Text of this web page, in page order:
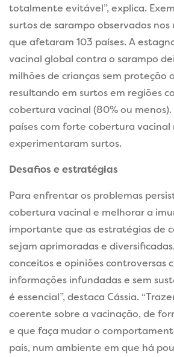
totalmente evitável”, explica.
surtos de sarampo observados nos
que afetaram 103 países. A
vacinal global contra o sarampo
milhões de crianças sem proteção
resultando em surtos em regiões
cobertura vacinal (80% ou
países com forte cobertura vacinal
experimentaram surtos.
Desafios e estratégias
Para enfrentar os problemas
cobertura vacinal e melhorar a
importante que as estratégias de
sejam aprimoradas e
conceitos e opiniões controversas
informações infundadas e sem
é essencial”, destaca Cássia.
coerente sobre a vacinação, de
e que faça mudar o
pais, num ambiente em que há